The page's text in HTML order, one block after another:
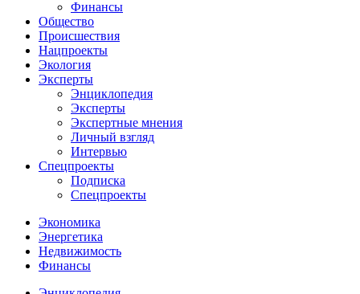
Финансы
Общество
Происшествия
Нацпроекты
Экология
Эксперты
Энциклопедия
Эксперты
Экспертные мнения
Личный взгляд
Интервью
Спецпроекты
Подписка
Спецпроекты
Экономика
Энергетика
Недвижимость
Финансы